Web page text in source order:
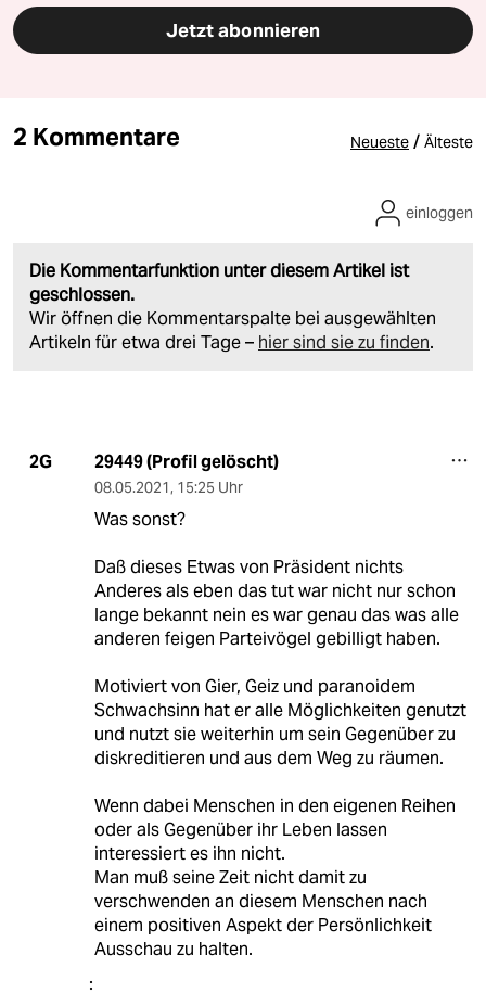
Jetzt abonnieren
2 Kommentare Neueste / Älteste
Die Kommentarfunktion unter diesem Artikel ist
geschlossen.
Wir öffnen die Kommentarspalte bei ausgewählten
Artikeln für etwa drei Tage – hier sind sie zu finden.
einloggen
2G 29449 (Profil gelöscht)
08.05.2021, 15:25 Uhr
Was sonst?
Daß dieses Etwas von Präsident nichts
Anderes als eben das tut war nicht nur schon
lange bekannt nein es war genau das was alle
anderen feigen Parteivögel gebilligt haben.
Motiviert von Gier, Geiz und paranoidem
Schwachsinn hat er alle Möglichkeiten genutzt
und nutzt sie weiterhin um sein Gegenüber zu
diskreditieren und aus dem Weg zu räumen.
Wenn dabei Menschen in den eigenen Reihen
oder als Gegenüber ihr Leben lassen
interessiert es ihn nicht.
Man muß seine Zeit nicht damit zu
verschwenden an diesem Menschen nach
einem positiven Aspekt der Persönlichkeit
Ausschau zu halten.